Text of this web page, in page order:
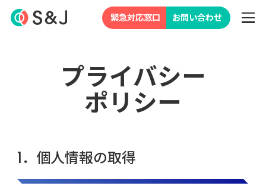
緊急対応窓口 お問い合わせ
プライバシー
ポリシー
1．個人情報の取得